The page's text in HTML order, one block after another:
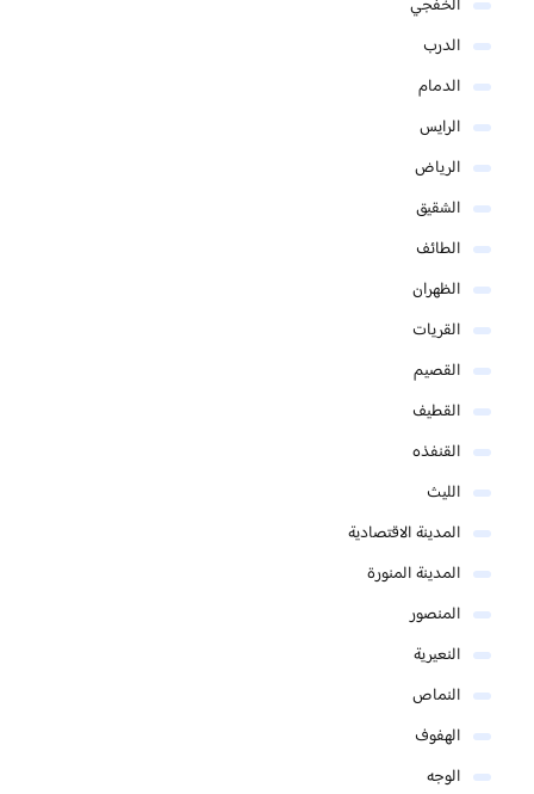
الدرب
الدمام
الرايس
الرياض
الشقيق
الطائف
الظهران
القريات
القصيم
القطيف
القنفذه
الليث
المدينة الاقتصادية
المدينة المنورة
المنصور
النعيرية
النماص
الهفوف
الوجه